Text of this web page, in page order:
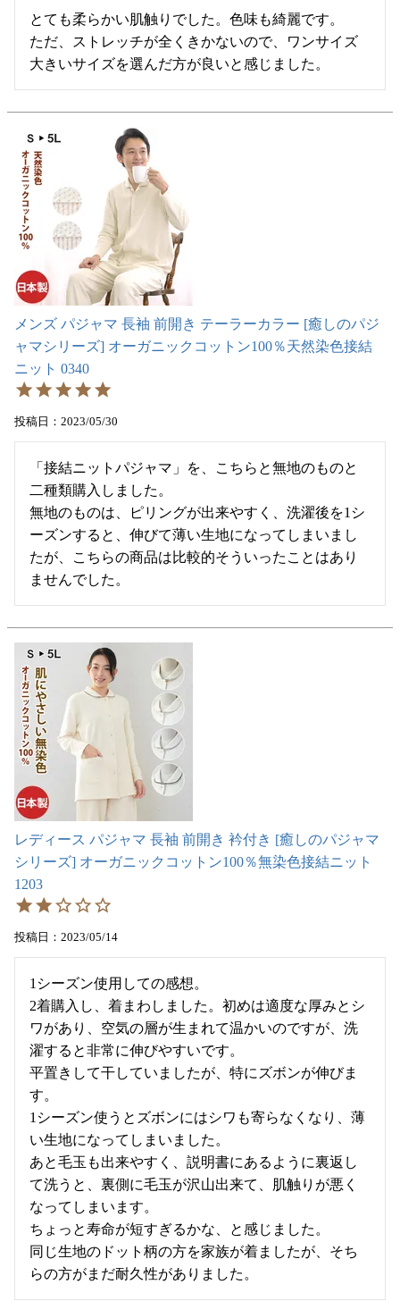
とても柔らかい肌触りでした。色味も綺麗です。
ただ、ストレッチが全くきかないので、ワンサイズ
大きいサイズを選んだ方が良いと感じました。
メンズ パジャマ 長袖 前開き テーラーカラー [癒しのパジ
ャマシリーズ] オーガニックコットン100％天然染色接結
ニット 0340
投稿日 2023/05/30
「接結ニットパジャマ」を、こちらと無地のものと
二種類購入しました。
無地のものは、ピリングが出来やすく、洗濯後を1シ
ーズンすると、伸びて薄い生地になってしまいまし
たが、こちらの商品は比較的そういったことはあり
ませんでした。
レディース パジャマ 長袖 前開き 衿付き [癒しのパジャマ
シリーズ] オーガニックコットン100％無染色接結ニット
1203
投稿日 2023/05/14
1シーズン使用しての感想。
2着購入し、着まわしました。初めは適度な厚みとシ
ワがあり、空気の層が生まれて温かいのですが、洗
濯すると非常に伸びやすいです。
平置きして干していましたが、特にズボンが伸びま
す。
1シーズン使うとズボンにはシワも寄らなくなり、薄
い生地になってしまいました。
あと毛玉も出来やすく、説明書にあるように裏返し
て洗うと、裏側に毛玉が沢山出来て、肌触りが悪く
なってしまいます。
ちょっと寿命が短すぎるかな、と感じました。
同じ生地のドット柄の方を家族が着ましたが、そち
らの方がまだ耐久性がありました。